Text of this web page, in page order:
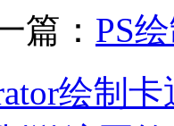
篇： PS
绘制